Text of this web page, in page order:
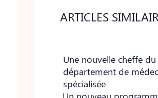
ARTICLES
Une nouvelle cheffe du
département de
spécialisée